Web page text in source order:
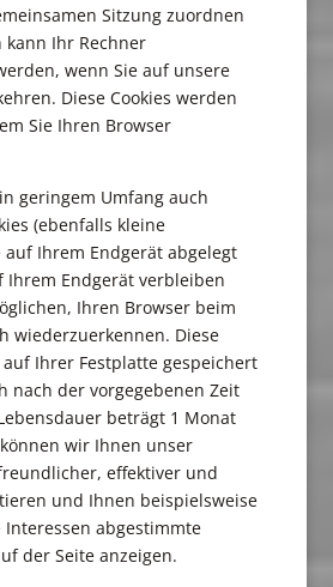
Sitzung zuordnen
kann Ihr Rechner
wenn Sie auf unsere
Diese Cookies werden
Sie Ihren Browser
geringem Umfang auch
(ebenfalls kleine
Ihrem Endgerät abgelegt
Ihrem Endgerät verbleiben
Ihren Browser beim
wiederzuerkennen. Diese
Ihrer Festplatte gespeichert
nach der vorgegebenen Zeit
beträgt 1 Monat
können wir Ihnen unser
effektiver und
und Ihnen beispielsweise
abgestimmte
der Seite anzeigen.